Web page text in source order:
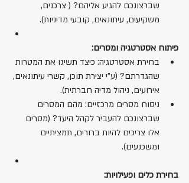
שברצונכם להגיע אליהם? ( צרכנים,
משקיעים, עיתונאים, קובעי מדיניות).
פיתוח אסטרטגיה ומסרים:
בחירת אסטרטגיה: כיצד תשיגו את המטרות
שהגדרתם? (ע"י יצירת תוכן, קשרי עיתונאים,
אירועים, ניהול מדיה חברתית).
ניסוח מסרים מרכזיים: מהם המסרים
שברצונכם להעביר לקהל היעד? (מסרים
אלו צריכים להיות ברורים, תמציתיים
ומשכנעים).
בחירת כלים ופעילויות: